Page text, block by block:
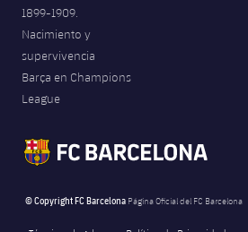
1899-1909.
Nacimiento y
supervivencia
Barça en Champions
League
© Copyright FC Barcelona Página Oficial del FC Barcelona